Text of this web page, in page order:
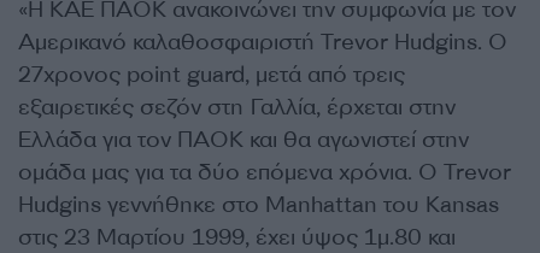
«Η ΚΑΕ ΠΑΟΚ ανακοινώνει την συμφωνία με τον
Αμερικανό καλαθοσφαιριστή Trevor Hudgins. Ο
27χρονος point guard, μετά από τρεις
εξαιρετικές σεζόν στη Γαλλία, έρχεται στην
Ελλάδα για τον ΠΑΟΚ και θα αγωνιστεί στην
ομάδα μας για τα δύο επόμενα χρόνια. Ο Trevor
Hudgins γεννήθηκε στο Manhattan του Kansas
στις 23 Μαρτίου 1999, έχει ύψος 1μ.80 και